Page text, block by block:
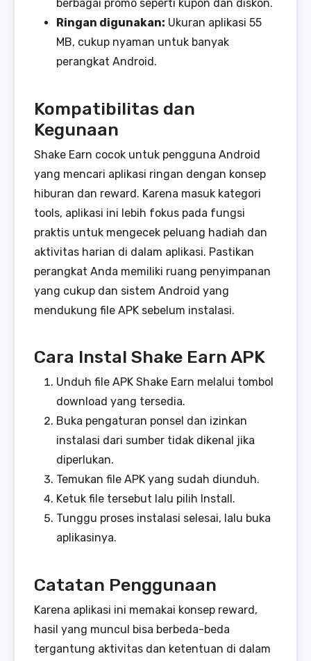
berbagai promo seperti kupon dan diskon.
Ringan digunakan: Ukuran aplikasi 55
MB, cukup nyaman untuk banyak
perangkat Android.
Kompatibilitas dan
Kegunaan
Shake Earn cocok untuk pengguna Android
yang mencari aplikasi ringan dengan konsep
hiburan dan reward. Karena masuk kategori
tools, aplikasi ini lebih fokus pada fungsi
praktis untuk mengecek peluang hadiah dan
aktivitas harian di dalam aplikasi. Pastikan
perangkat Anda memiliki ruang penyimpanan
yang cukup dan sistem Android yang
mendukung file APK sebelum instalasi.
Cara Instal Shake Earn APK
Unduh file APK Shake Earn melalui tombol
download yang tersedia.
Buka pengaturan ponsel dan izinkan
instalasi dari sumber tidak dikenal jika
diperlukan.
Temukan file APK yang sudah diunduh.
Ketuk file tersebut lalu pilih Install.
Tunggu proses instalasi selesai, lalu buka
aplikasinya.
Catatan Penggunaan
Karena aplikasi ini memakai konsep reward,
hasil yang muncul bisa berbeda-beda
tergantung aktivitas dan ketentuan di dalam